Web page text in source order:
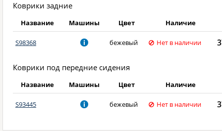
Коврики задние
Название Машины Цвет Наличие
S98368 бежевый Нет в наличии
Коврики под передние сидения
Название Машины Цвет Наличие
S93445 бежевый Нет в наличии